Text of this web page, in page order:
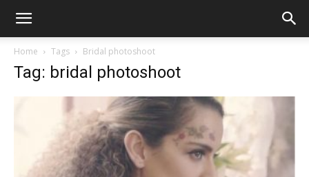
Home Tags Bridal photoshoot
Tag: bridal photoshoot